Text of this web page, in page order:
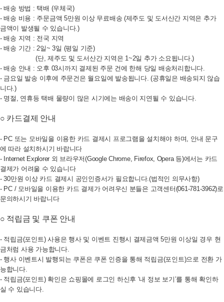
- 배송 방법 : 택배 (우체국)
- 배송 비용 : 주문금액 5만원 이상 무료배송 (제주도 및 도서산간 지역은 추가
금액이 발생될 수 있습니다.)
- 배송 지역 : 전국 지역
- 배송 기간 : 2일~ 3일 (평일 기준)
(단, 제주도 및 도서산간 지역은 1~2일 추가 소요됩니다.)
- 배송 안내 : 오후 03시까지 결제된 주문 건에 한해 당일 배송처리합니다.
- 금요일 발송 이후에 주문건은 월요일에 발송됩니다. (공휴일은 배송되지 않습
니다.)
- 명절, 연휴등 택배 물량이 많은 시기에는 배송이 지연될 수 있습니다.
○ 카드결제 안내
- PC 또는 모바일을 이용한 카드 결제시 프로그램을 설치해야 하며, 안내 문구
에 따라 설치하시기 바랍니다
- Internet Explorer 외 브라우저(Google Chrome, Firefox, Opera 등)에서는 카드
결제가 어려울 수 있습니다
- 30만원 이상 카드 결제시 공인인증서가 필요합니다.(법적인 의무사항)
- PC / 모바일을 이용한 카드 결제가 어려우신 분들은 고객센터(061-781-3962)로
문의하시기 바랍니다
○ 적립금 및 쿠폰 안내
- 적립금(포인트) 사용은 행사 및 이벤트 진행시 결제금액 5만원 이상일 경우 현
금처럼 사용 가능합니다.
- 행사 이벤트시 발행되는 쿠폰은 쿠폰 인증을 통해 적립금(포인트)으로 전환 가
능합니다.
- 적립금(포인트) 확인은 쇼핑몰에 로그인 하신후 ‘내 정보 보기’를 통해 확인하
실 수 있습니다.